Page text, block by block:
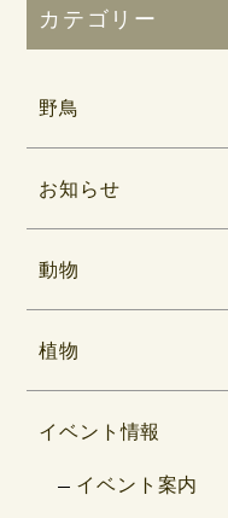
カテゴリー
野鳥
お知らせ
動物
植物
イベント情報
イベント案内